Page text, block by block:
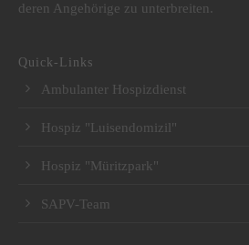
deren Angehörige zu unterbreiten.
Quick-Links
Ambulanter Hospizdienst
Hospiz "Luisendomizil"
Hospiz "Müritzpark"
SAPV-Team